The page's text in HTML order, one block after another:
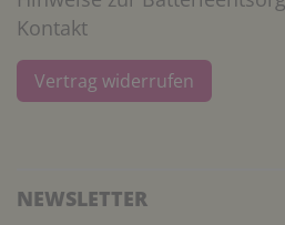
Kontakt
Vertrag widerrufen
NEWSLETTER